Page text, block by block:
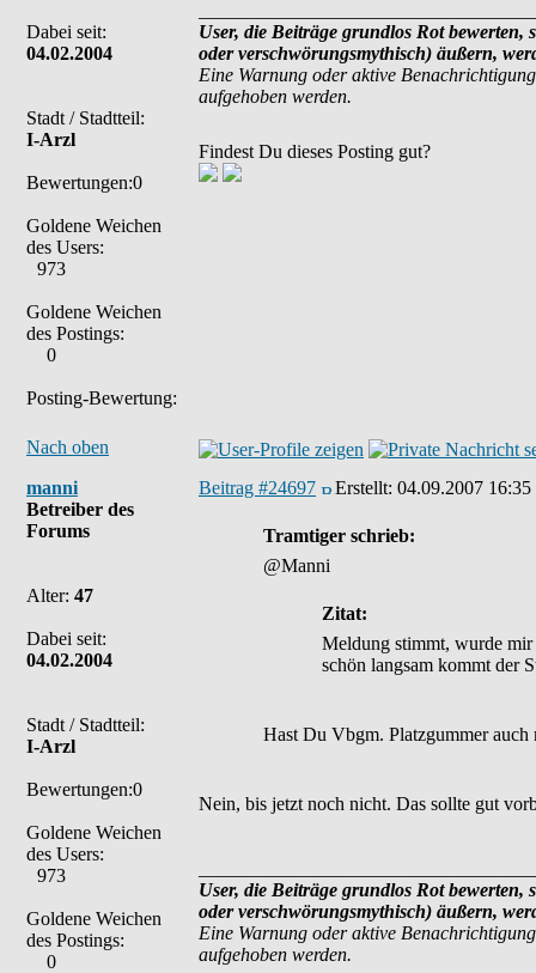
Dabei seit:
04.02.2004
Stadt / Stadtteil:
I-Arzl
Bewertungen:0
Goldene Weichen
des Users:
973
Goldene Weichen
des Postings:
0
Posting-Bewertung:
User, die Beiträge grundlos Rot
oder verschwörungsmythisch) äußern,
Eine Warnung oder aktive
aufgehoben werden.
Findest Du dieses Posting gut?
Nach oben
manni
Betreiber des
Forums
Alter: 47
Dabei seit:
04.02.2004
Stadt / Stadtteil:
I-Arzl
Bewertungen:0
Goldene Weichen
des Users:
973
Goldene Weichen
des Postings:
0
Beitrag #24697 Erstellt: 04.09.2007 16:35
Tramtiger schrieb:
@Manni
Zitat:
Meldung stimmt, wurde mir
schön langsam kommt der
Hast Du Vbgm. Platzgummer
Nein, bis jetzt noch nicht. Das sollte gut
User, die Beiträge grundlos Rot
oder verschwörungsmythisch) äußern,
Eine Warnung oder aktive
aufgehoben werden.